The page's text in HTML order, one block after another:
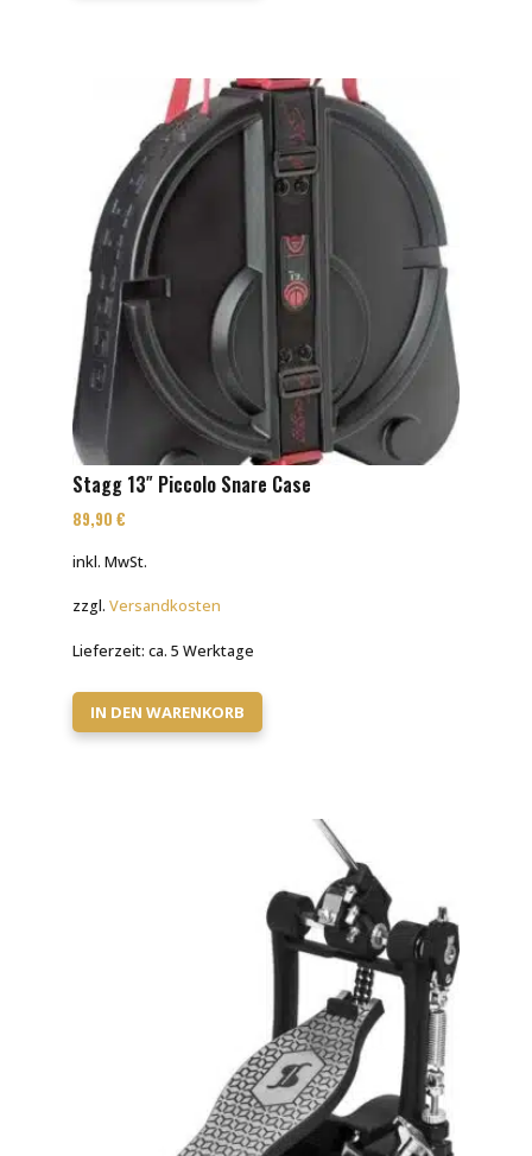
Stagg 13″ Piccolo Snare Case
89,90 €
inkl. MwSt.
zzgl. Versandkosten
Lieferzeit: ca. 5 Werktage
IN DEN WARENKORB